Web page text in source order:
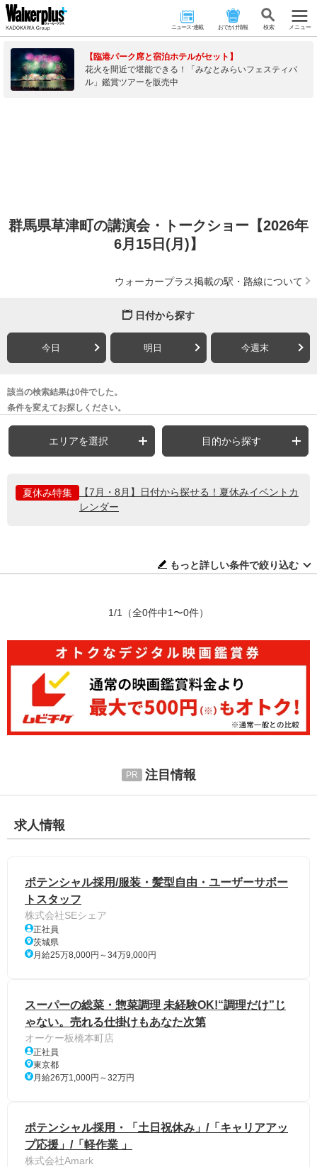
ニュース･連載 おでかけ情報 検 索 メニュー
【臨港パーク席と宿泊ホテルがセット】
花火を間近で堪能できる！「みなとみらいフェスティバ
ル」鑑賞ツアーを販売中
群馬県草津町の講演会・トークショー【2026年
6月15日(月)】
ウォーカープラス掲載の駅・路線について
日付から探す
今日 明日 今週末
該当の検索結果は0件でした。
条件を変えてお探しください。
エリアを選択 目的から探す
夏休み特集
【7月・8月】日付から探せる！夏休みイベントカ
レンダー
もっと詳しい条件で絞り込む
1/1 （全0件中1〜0件）
注目情報
求人情報
ポテンシャル採用/服装・髪型自由・ユーザーサポー
トスタッフ
株式会社SEシェア
正社員
茨城県
月給25万8,000円～34万9,000円
スーパーの総菜・惣菜調理 未経験OK!“調理だけ”じ
ゃない。売れる仕掛けもあなた次第
オーケー板橋本町店
正社員
東京都
月給26万1,000円～32万円
ポテンシャル採用・「土日祝休み」/「キャリアアッ
プ応援」/「軽作業 」
株式会社Amark